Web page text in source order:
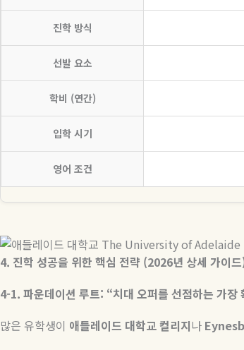
진학 방식
선발 요소
학비 (연간)
입학 시기
영어 조건
4. 진학 성공을 위한 핵심 전략 (2026년 상세 가이드
4-1. 파운데이션 루트: “치대 오퍼를 선점하는 가장
많은 유학생이 애들레이드 대학교컬리지나